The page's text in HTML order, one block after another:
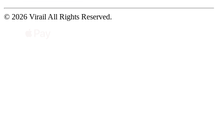
© 2026 Virail All Rights Reserved.